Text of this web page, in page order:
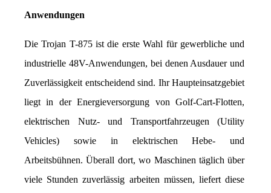
Anwendungen
Die Trojan T-875 ist die erste Wahl für gewerbliche und
industrielle 48V-Anwendungen, bei denen Ausdauer und
Zuverlässigkeit entscheidend sind. Ihr Haupteinsatzgebiet
liegt in der Energieversorgung von Golf-Cart-Flotten,
elektrischen Nutz- und Transportfahrzeugen (Utility
Vehicles) sowie in elektrischen Hebe- und
Arbeitsbühnen. Überall dort, wo Maschinen täglich über
viele Stunden zuverlässig arbeiten müssen, liefert diese